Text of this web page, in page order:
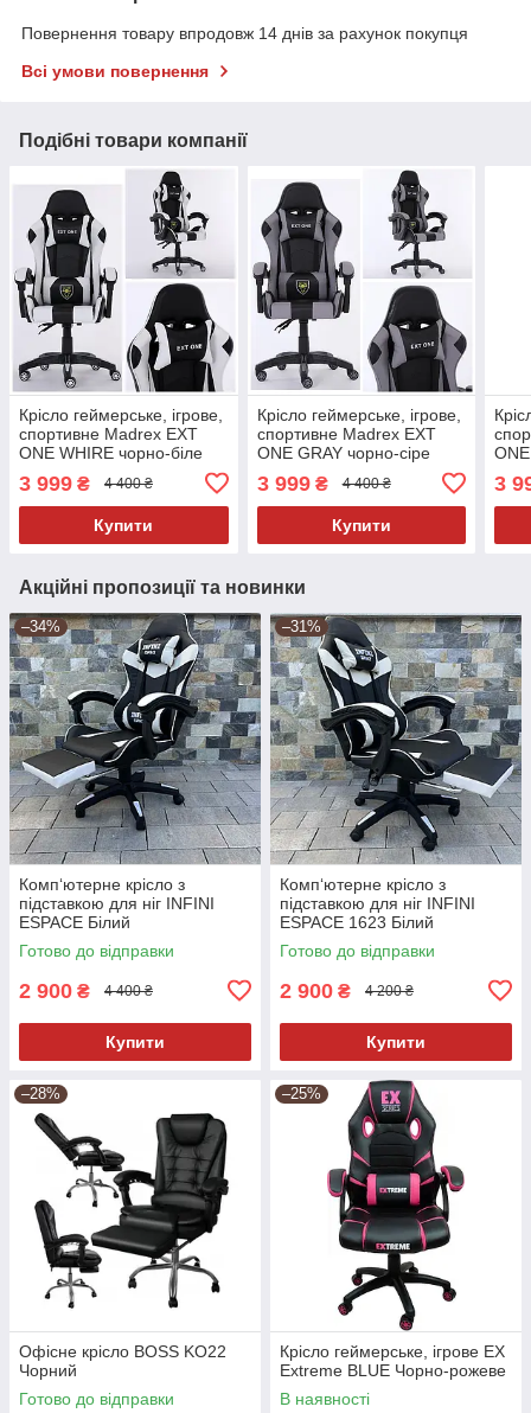
Повернення товару впродовж 14 днів за рахунок покупця
Всі умови повернення
Подібні товари компанії
Крісло геймерське, ігрове,
спортивне Madrex EXT
ONE WHIRE чорно-біле
3 999 ₴ 4 400 ₴
Купити
Крісло геймерське, ігрове,
спортивне Madrex EXT
ONE GRAY чорно-сіре
3 999₴ 4 400 ₴
Купити
3
Акційні пропозиції та новинки
–34%
Комп‘ютерне крісло з
підставкою для ніг INFINI
ESPACE Білий
Готово до відправки
2 900 ₴ 4 400 ₴
Купити
–31%
Комп‘ютерне крісло з
підставкою для ніг INFINI
ESPACE 1623 Білий
Готово до відправки
2 900 ₴ 4 200 ₴
Купити
–28%
Офісне крісло BOSS KO22
Чорний
Готово до відправки
–25%
Крісло геймерське, ігрове EX
Extreme BLUE Чорно-рожеве
В наявності